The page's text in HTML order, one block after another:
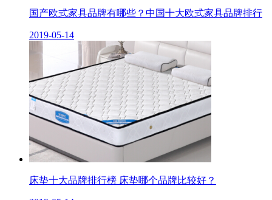
国产欧式家具品牌有哪些？中国十大欧式家具品牌排行
2019-05-14
床垫十大品牌排行榜 床垫哪个品牌比较好？